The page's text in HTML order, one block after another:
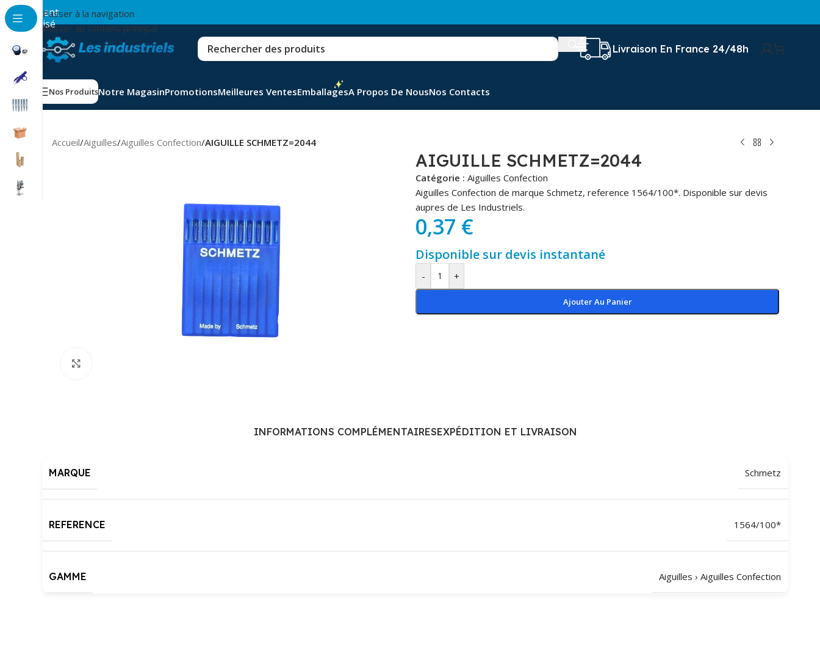
Passer à la navigation
Passer au contenu principal
Paiement
sécurisé
Livraison En France 24/48h
Nos ProduitsNotre MagasinPromotionsMeilleures VentesEmballagesA Propos De NousNos Contacts
Accueil/Aiguilles/Aiguilles Confection/AIGUILLE SCHMETZ=2044
AIGUILLE SCHMETZ=2044
Catégorie : Aiguilles Confection
Aiguilles Confection de marque Schmetz, reference 1564/100*. Disponible sur devis
aupres de Les Industriels.
0,37 €
Disponible sur devis instantané
- +
Ajouter Au Panier
INFORMATIONS COMPLÉMENTAIRESEXPÉDITION ET LIVRAISON
MARQUE Schmetz
REFERENCE 1564/100*
GAMME Aiguilles › Aiguilles Confection